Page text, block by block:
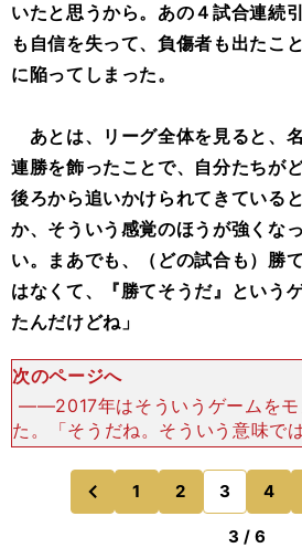
いたと思うから。あの４試合連続
も自信を失って、負傷者も出たこ
に陥ってしまった。
あとは、リーグ全体を見ると、
連勝を飾ったことで、自分たちが
後ろから追いかけられてきている
か、そういう感覚のほうが強くな
い。まあでも、（どの試合も）勝
はなくて、『勝てそうだ』という
たんだけどね」
次のページへ
――2017年はそういうゲームをモ
た。「そうだね。そういう意味で
総括というか、反省になるかもし
で勝たせてあげたかったな、とい
は）多かったか
前
のページへ
1 2 3 4のページへ
3 / 6